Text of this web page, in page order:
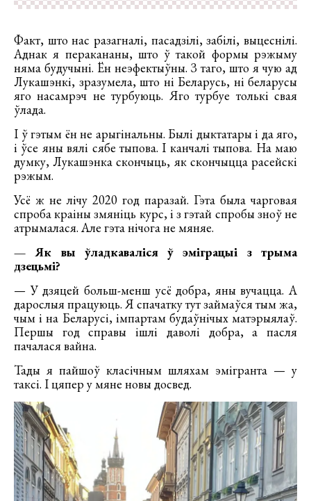
Факт, што нас разагналі, пасадзілі, забілі, выцеснілі.
Аднак я перакананы, што ў такой формы рэжыму
няма будучыні. Ён неэфектыўны. З таго, што я чую ад
Лукашэнкі, зразумела, што ні Беларусь, ні беларусы
яго насамрэч не турбуюць. Яго турбуе толькі свая
ўлада.
І ў гэтым ён не арыгінальны. Былі дыктатары і да яго,
і ўсе яны вялі сябе тыпова. І канчалі тыпова. На маю
думку, Лукашэнка скончыць, як скончыцца расейскі
рэжым.
Усё ж не лічу 2020 год паразай. Гэта была чарговая
спроба краіны змяніць курс, і з гэтай спробы зноў не
атрымалася. Але гэта нічога не мяняе.
— Як вы ўладкаваліся ў эміграцыі з трыма
дзецьмі?
— У дзяцей больш-менш усё добра, яны вучацца. А
дарослыя працуюць. Я спачатку тут займаўся тым жа,
чым і на Беларусі, імпартам будаўнічых матэрыялаў.
Першы год справы ішлі даволі добра, а пасля
пачалася вайна.
Тады я пайшоў класічным шляхам эмігранта — у
таксі. І цяпер у мяне новы досвед.